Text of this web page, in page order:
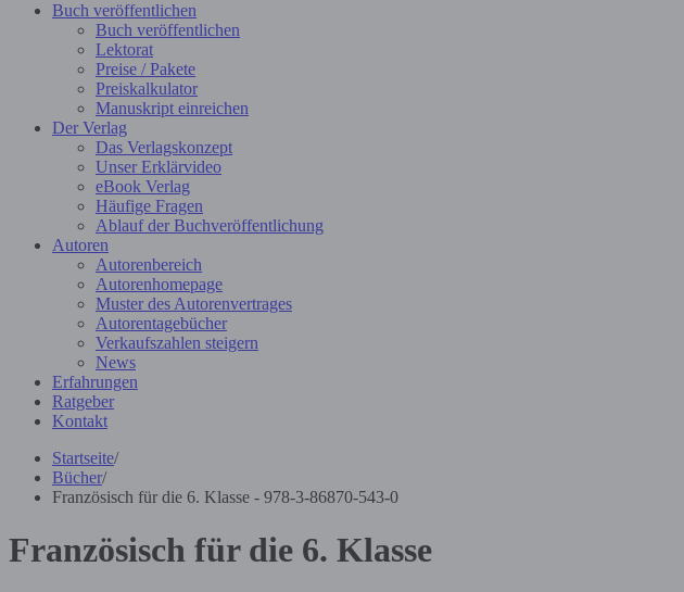
Buch veröffentlichen
Buch veröffentlichen
Lektorat
Preise / Pakete
Preiskalkulator
Manuskript einreichen
Der Verlag
Das Verlagskonzept
Unser Erklärvideo
eBook Verlag
Häufige Fragen
Ablauf der Buchveröffentlichung
Autoren
Autorenbereich
Autorenhomepage
Muster des Autorenvertrages
Autorentagebücher
Verkaufszahlen steigern
News
Erfahrungen
Ratgeber
Kontakt
Startseite/
Bücher/
Französisch für die 6. Klasse - 978-3-86870-543-0
Französisch für die 6. Klasse